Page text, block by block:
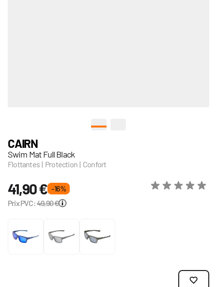
CAIRN
Swim Mat Full Black
Flottantes | Protection | Confort
41,90 € - 16 %
Prix PVC:49,90 €